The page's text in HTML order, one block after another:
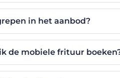
in het aanbod?
de mobiele frituur